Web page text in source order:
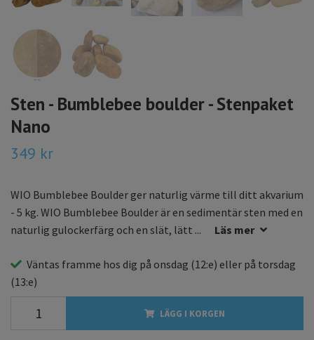
Sten - Bumblebee boulder - Stenpaket
Nano
349 kr
WIO Bumblebee Boulder ger naturlig värme till ditt akvarium
- 5 kg. WIO Bumblebee Boulder är en sedimentär sten med en
naturlig gulockerfärg och en slät, lätt ...
Läs mer
Väntas framme hos dig på onsdag (12:e) eller på torsdag
(13:e)
LÄGG I KORGEN